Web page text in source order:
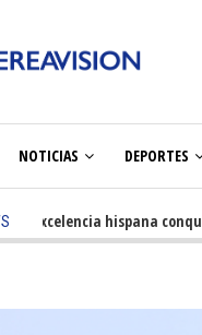
NOTICIAS DEPORTES
hispana conquista